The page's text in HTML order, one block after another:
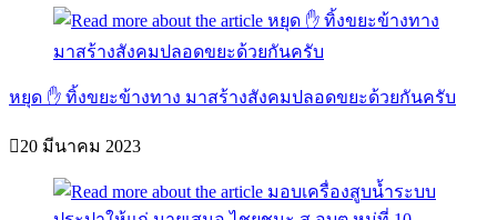
หยุด ✋ ทิ้งขยะข้างทาง มาสร้างสังคมปลอดขยะด้วยกันครับ
20 มีนาคม 2023